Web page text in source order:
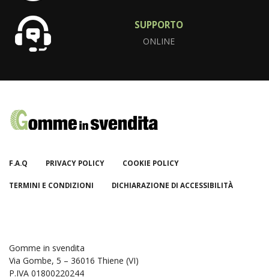
SUPPORTO
ONLINE
F.A.Q PRIVACY POLICY COOKIE POLICY
TERMINI E CONDIZIONI DICHIARAZIONE DI ACCESSIBILITÀ
Gomme in svendita
Via Gombe, 5 – 36016 Thiene (VI)
P.IVA 01800220244